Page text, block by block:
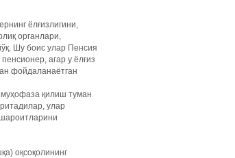
ёлғизлигини,
органлари,
Шу боис улар Пенсия
агар у ёлғиз
фойдаланаётган
қилиш туман
улар
оқсоқолининг